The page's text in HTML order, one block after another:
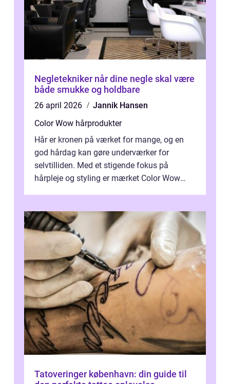
Negletekniker når dine negle skal være
både smukke og holdbare
26 april 2026
Jannik Hansen
Color Wow hårprodukter
Hår er kronen på værket for mange, og en
god hårdag kan gøre underværker for
selvtilliden. Med et stigende fokus på
hårpleje og styling er mærket Color Wow
Tatoveringer københavn: din guide til